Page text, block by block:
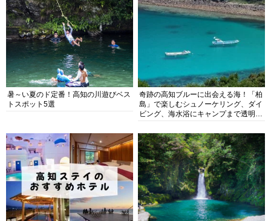
暑～い夏のド定番！高知の川遊びベス
トスポット5選
奇跡の高知ブルーに出会える海！「柏
島」で楽しむシュノーケリング、ダイ
ビング、海水浴にキャンプまで透明度